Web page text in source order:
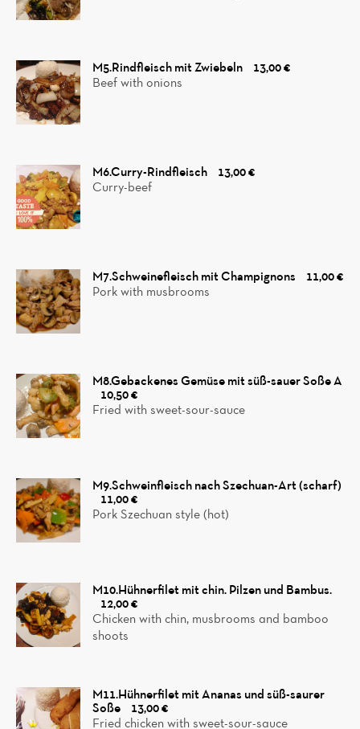
M5.Rindfleisch mit Zwiebeln
13,00 €
Beef with onions
M6.Curry-Rindfleisch
13,00 €
Curry-beef
M7.Schweinefleisch mit Champignons
11,00 €
Pork with musbrooms
M8.Gebackenes Gemüse mit süß-sauer Soße A
10,50 €
Fried with sweet-sour-sauce
M9.Schweinfleisch nach Szechuan-Art (scharf)
11,00 €
Pork Szechuan style (hot)
M10.Hühnerfilet mit chin. Pilzen und Bambus.
12,00 €
Chicken with chin, musbrooms and bamboo
shoots
M11.Hühnerfilet mit Ananas und süß-saurer
Soße
13,00 €
Fried chicken with sweet-sour-sauce